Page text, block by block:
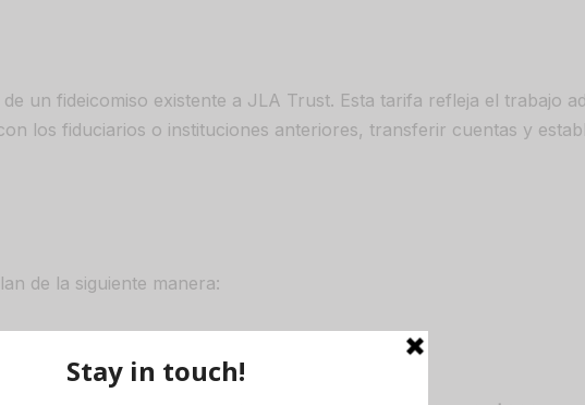
un fideicomiso existente a JLA Trust. Esta tarifa refleja el trabajo
los fiduciarios o instituciones anteriores, transferir cuentas y
de la siguiente manera:
se facturarán según las tarifas